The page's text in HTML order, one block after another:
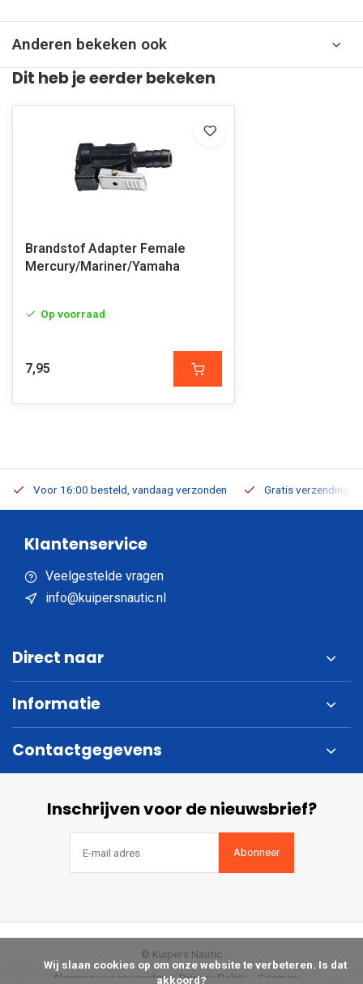
Anderen bekeken ook
Dit heb je eerder bekeken
Brandstof Adapter Female
Mercury/Mariner/Yamaha
Op voorraad
7,95
Voor 16:00 besteld, vandaag verzonden Gratis verzending
Klantenservice
Veelgestelde vragen
info@kuipersnautic.nl
Direct naar
Informatie
Contactgegevens
Inschrijven voor de nieuwsbrief?
Abonneer
Algemene voorwaarden Privacy Policy Sitemap
© Kuipers Nautic
akkoord?